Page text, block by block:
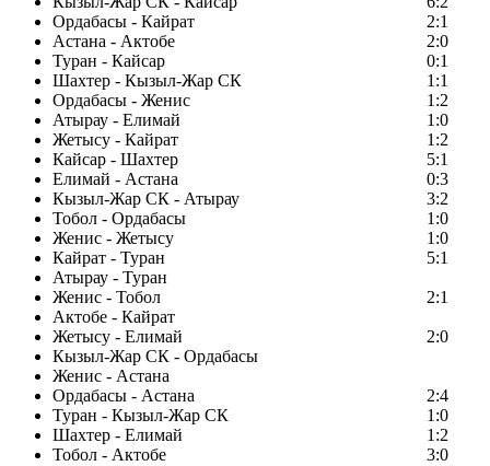
Ордабасы - Кайрат
2:1
Астана - Актобе
2:0
Туран - Кайсар
0:1
Шахтер - Кызыл-Жар СК
1:1
Ордабасы - Женис
1:2
Атырау - Елимай
1:0
Жетысу - Кайрат
1:2
Кайсар - Шахтер
5:1
Елимай - Астана
0:3
Кызыл-Жар СК - Атырау
3:2
Тобол - Ордабасы
1:0
Женис - Жетысу
1:0
Кайрат - Туран
5:1
Атырау - Туран
Женис - Тобол
2:1
Актобе - Кайрат
Жетысу - Елимай
2:0
Кызыл-Жар СК - Ордабасы
Женис - Астана
Ордабасы - Астана
2:4
Туран - Кызыл-Жар СК
1:0
Шахтер - Елимай
1:2
Тобол - Актобе
3:0